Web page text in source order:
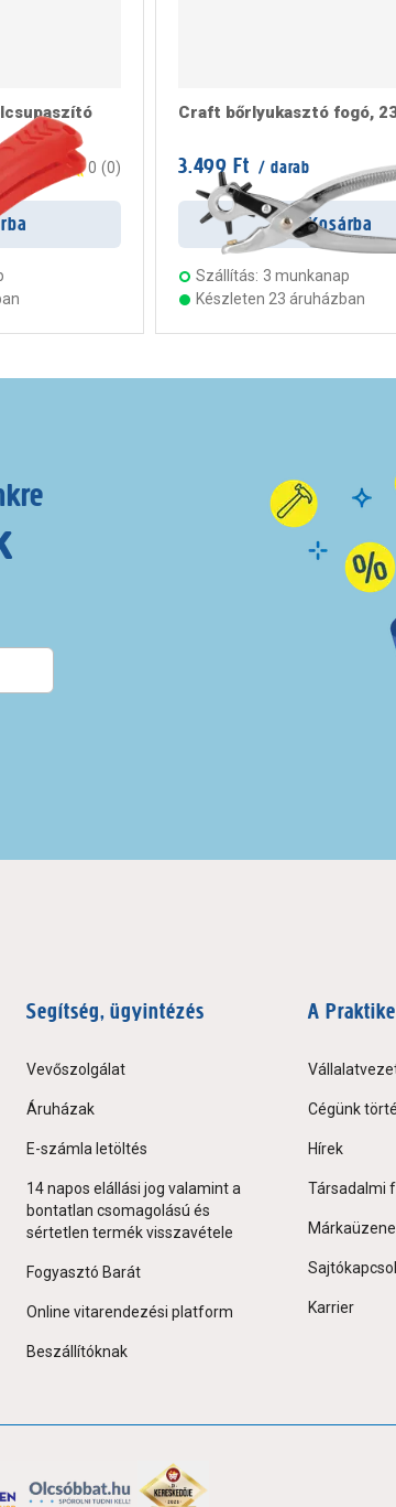
0 (0)
Craft bőrlyukasztó fogó,
3.499 Ft / darab
Kosárba
Szállítás: 3 munkanap
Készleten 23 áruházban
Segítség, ügyintézés
Vevőszolgálat
Áruházak
E-számla letöltés
14 napos elállási jog valamint a
bontatlan csomagolású és
sértetlen termék visszavétele
Fogyasztó Barát
Online vitarendezési platform
Beszállítóknak
A
Cégünk
Hírek
Társadalmi
Karrier